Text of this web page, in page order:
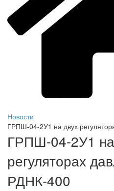
Новости
ГРПШ-04-2У1 на двух
ГРПШ-04-2У1
регуляторах
РДНК-400